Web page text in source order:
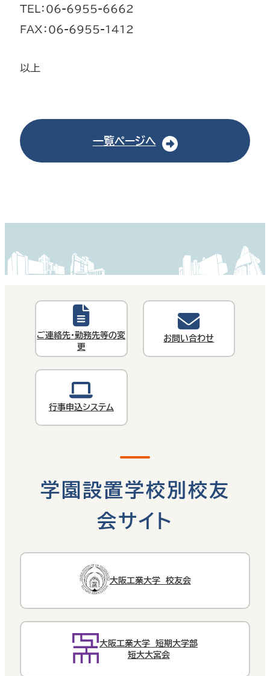
TEL：06-6955-6662
FAX：06-6955-1412
以上
一覧ページへ
ご連絡先・勤務先等の変
更
お問い合わせ
行事申込システム
学園設置学校別校友
会サイト
大阪工業大学 校友会
大阪工業大学 短期大学部
短大大宮会